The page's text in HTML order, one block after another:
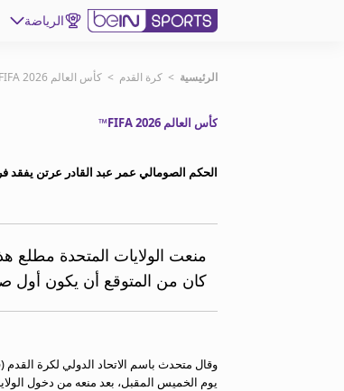
الرياضة
اشترك
EN
MENA
إدارة التنبيهات
انضم إلى قائمة النشرة الإخبارية
beIN CONNECT
beIN MEDIA GROUP
الأسئلة الأكثر شيوعاً
الرئيسية > كرة القدم > كأس العالم FIFA 2026™
كأس العالم FIFA 2026™
الحكم الصومالي عمر عبد القادر عرتن يفقد
منعت الولايات المتحدة مطلع
كان من المتوقع أن يكون أول
وقال متحدث باسم الاتحاد الدولي لكرة
يوم الخميس المقبل، بعد منعه من دخول